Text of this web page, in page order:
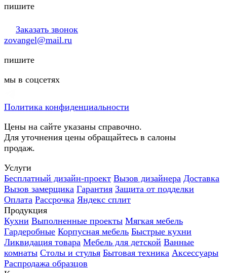
пишите
Заказать звонок
zovangel@mail.ru
пишите
мы в соцсетях
Политика конфиденциальности
Цены на сайте указаны справочно.
Для уточнения цены обращайтесь в салоны
продаж.
Услуги
Бесплатный дизайн-проект Вызов дизайнера Доставка
Вызов замерщика Гарантия Защита от подделки
Оплата Рассрочка Яндекс сплит
Продукция
Кухни Выполненные проекты Мягкая мебель
Гардеробные Корпусная мебель Быстрые кухни
Ликвидация товара Мебель для детской Ванные
комнаты Столы и стулья Бытовая техника Аксессуары
Распродажа образцов